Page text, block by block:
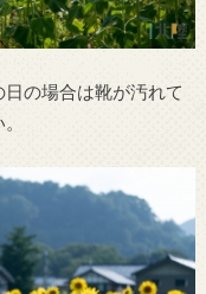
の場合は靴が汚れて